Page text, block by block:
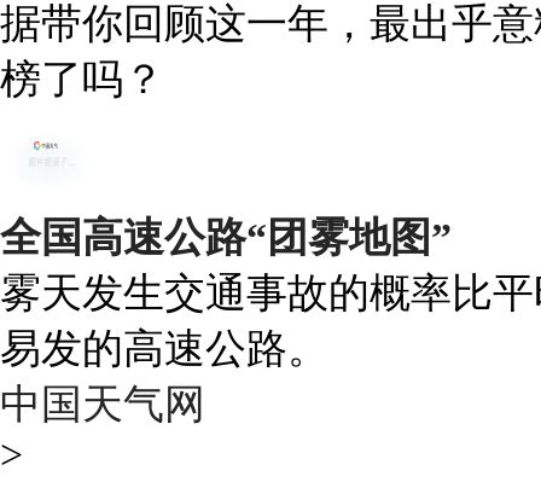
据带你回顾这一年，最出乎
榜了吗？
全国高速公路“团雾地图”
雾天发生交通事故的概率比
易发的高速公路。
中国天气网
>